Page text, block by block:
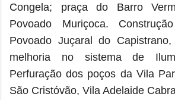
Congela; praça do Barro
Povoado Muriçoca.
Povoado Juçaral do
melhoria no sistema de
Perfuração dos poços da Vila
São Cristóvão, Vila Adelaide